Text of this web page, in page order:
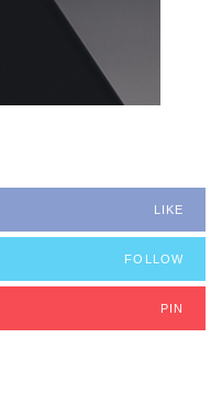
LIKE
FOLLOW
PIN